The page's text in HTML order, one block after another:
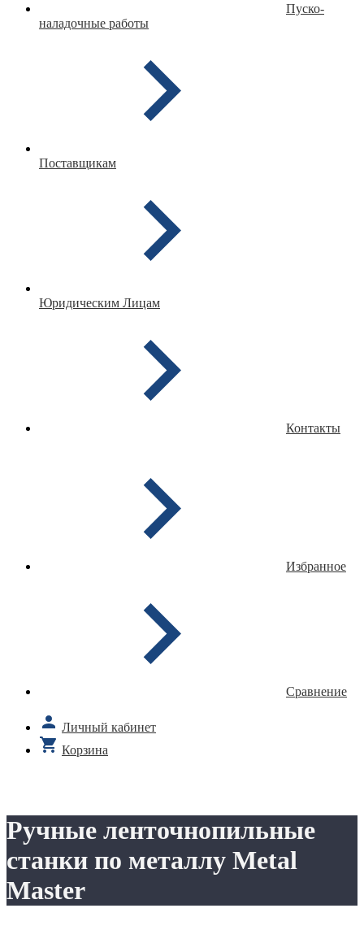
Пуско-
наладочные работы
Поставщикам
Юридическим Лицам
Контакты
Избранное
Сравнение
Личный кабинет
Корзина
Ручные ленточнопильные
станки по металлу Metal
Master